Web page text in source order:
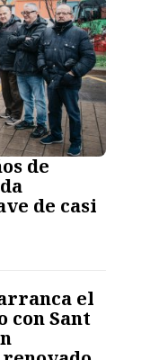
de
de casi
el
con Sant